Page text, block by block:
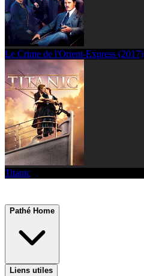
Le Crime de l'Orient-Express (2017)
Titanic
Pathé Home
Liens utiles